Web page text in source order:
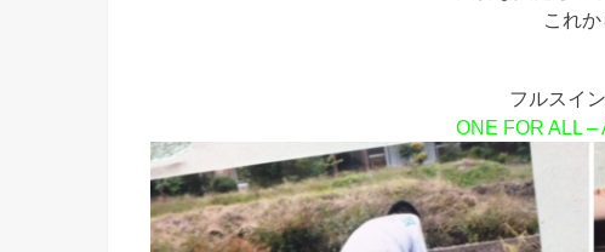
これか
フルスイ
ONE FOR ALL –